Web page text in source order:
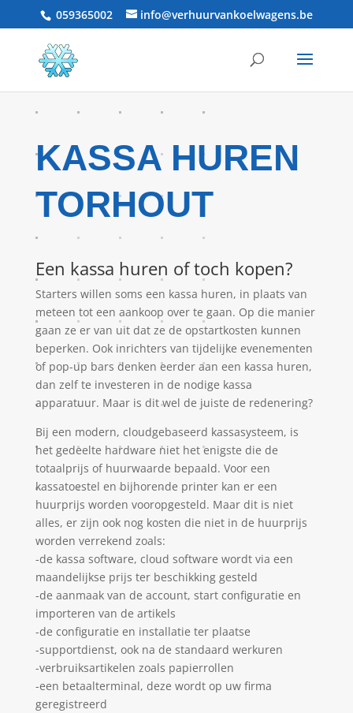
059365002 info@verhuurvankoelwagens.be
KASSA HUREN
TORHOUT
Een kassa huren of toch kopen?
Starters willen soms een kassa huren, in plaats van
meteen tot een aankoop over te gaan. Op die manier
gaan ze er van uit dat ze de opstartkosten kunnen
beperken. Ook inrichters van tijdelijke evenementen
of pop-up bars denken eerder aan een kassa huren,
dan zelf te investeren in de nodige kassa
apparatuur. Maar is dit wel de juiste de redenering?
Bij een modern, cloudgebaseerd kassasysteem, is
het gedeelte hardware niet het enigste die de
totaalprijs of huurwaarde bepaald. Voor een
kassatoestel en bijhorende printer kan er een
huurprijs worden vooropgesteld. Maar dit is niet
alles, er zijn ook nog kosten die niet in de huurprijs
worden verrekend zoals:
-de kassa software, cloud software wordt via een
maandelijkse prijs ter beschikking gesteld
-de aanmaak van de account, start configuratie en
importeren van de artikels
-de configuratie en installatie ter plaatse
-supportdienst, ook na de standaard werkuren
-verbruiksartikelen zoals papierrollen
-een betaalterminal, deze wordt op uw firma
geregistreerd